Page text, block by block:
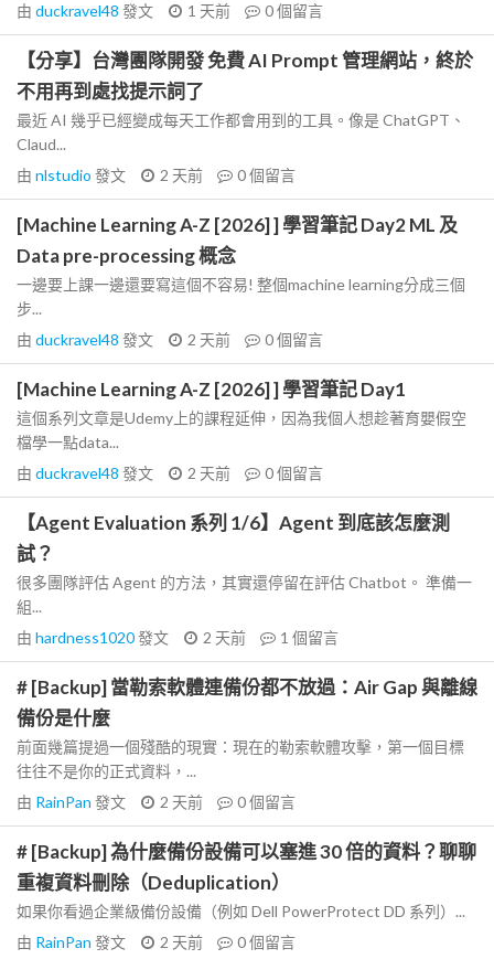
由 duckravel48 發文 1 天前 0個留言
【分享】台灣團隊開發 免費 AI Prompt 管理網站，終於
不用再到處找提示詞了
最近 AI 幾乎已經變成每天工作都會用到的工具。像是 ChatGPT、
Claud...
由 nlstudio 發文 2 天前 0個留言
[Machine Learning A-Z [2026] ] 學習筆記 Day2 ML 及
Data pre-processing 概念
一邊要上課一邊還要寫這個不容易! 整個machine learning分成三個
步...
由 duckravel48 發文 2 天前 0個留言
[Machine Learning A-Z [2026] ] 學習筆記 Day1
這個系列文章是Udemy上的課程延伸，因為我個人想趁著育嬰假空
檔學一點data...
由 duckravel48 發文 2 天前 0個留言
【Agent Evaluation 系列 1/6】Agent 到底該怎麼測
試？
很多團隊評估 Agent 的方法，其實還停留在評估 Chatbot。 準備一
組...
由 hardness1020發文 2 天前 1 個留言
# [Backup] 當勒索軟體連備份都不放過：Air Gap 與離線
備份是什麼
前面幾篇提過一個殘酷的現實：現在的勒索軟體攻擊，第一個目標
往往不是你的正式資料，...
由 RainPan 發文 2 天前 0個留言
# [Backup] 為什麼備份設備可以塞進 30 倍的資料？聊聊
重複資料刪除（Deduplication）
如果你看過企業級備份設備（例如 Dell PowerProtect DD 系列）...
由 RainPan 發文 2 天前 0個留言